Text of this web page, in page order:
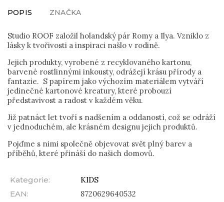
POPIS ZNAČKA
Studio ROOF založil holandský pár Romy a Ilya. Vzniklo z
lásky k tvořivosti a inspiraci našlo v rodině.
Jejich produkty, vyrobené z recyklovaného kartonu,
barvené rostlinnými inkousty, odrážejí krásu přírody a
fantazie. S papírem jako výchozím materiálem vytváří
jedinečné kartonové kreatury, které probouzí
představivost a radost v každém věku.
Již patnáct let tvoří s nadšením a oddaností, což se odráží
v jednoduchém, ale krásném designu jejich produktů.
Pojďme s nimi společně objevovat svět plný barev a
příběhů, které přináší do našich domovů.
Kategorie:
KIDS
EAN:
8720629640532